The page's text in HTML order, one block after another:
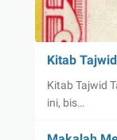
Kitab
Kitab Tajwid
ini, bis…